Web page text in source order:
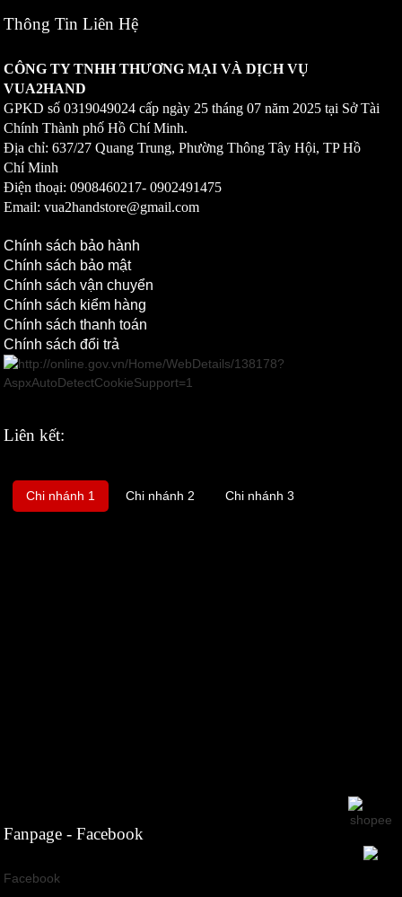
Thông Tin Liên Hệ
CÔNG TY TNHH THƯƠNG MẠI VÀ DỊCH VỤ
VUA2HAND
GPKD số0319049024 cấp ngày 25 tháng 07 năm 2025 tại Sở Tài
Chính Thành phố Hồ Chí Minh.
Địa chỉ: 637/27 Quang Trung, Phường Thông Tây Hội, TP Hồ
Chí Minh
Điện thoại: 0908460217-0902491475
Email: vua2handstore@gmail.com
Chính sách bảo hành
Chính sách bảo mật
Chính sách vận chuyển
Chính sách kiểm hàng
Chính sách thanh toán
Chính sách đổi trả
Liên kết:
Chi nhánh 1 Chi nhánh 2 Chi nhánh 3
Fanpage - Facebook
Facebook